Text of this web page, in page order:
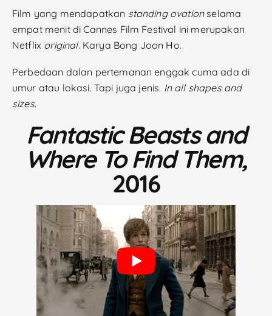
Film yang mendapatkan standing ovationselama
empat menit di Cannes Film Festival ini merupakan
Netflix original.Karya Bong Joon Ho.
Perbedaan dalan pertemanan enggak cuma ada di
umur atau lokasi. Tapi juga jenis. In all shapes and
sizes.
Fantastic Beasts and
Where To Find Them,
2016